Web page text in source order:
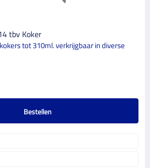
tbv Koker
tot 310ml. verkrijgbaar in diverse
Bestellen